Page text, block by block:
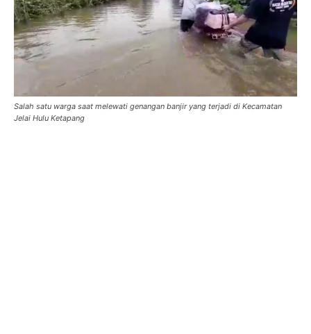
Salah satu warga saat melewati genangan banjir yang terjadi di Kecamatan
Jelai Hulu Ketapang